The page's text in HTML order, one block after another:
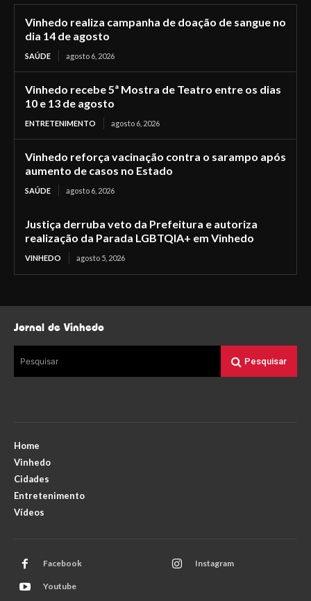
Vinhedo realiza campanha de doação de sangue no
dia 14 de agosto
SAÚDE agosto 6, 2026
Vinhedo recebe 5ª Mostra de Teatro entre os dias
10 e 13 de agosto
ENTRETENIMENTO agosto 6, 2026
Vinhedo reforça vacinação contra o sarampo após
aumento de casos no Estado
SAÚDE agosto 6, 2026
Justiça derruba veto da Prefeitura e autoriza
realização da Parada LGBTQIA+ em Vinhedo
VINHEDO agosto 5, 2026
Jornal de Vinhedo
Pesquisar Pesquisar
Home
Vinhedo
Cidades
Entretenimento
Vídeos
Facebook Instagram
Youtube